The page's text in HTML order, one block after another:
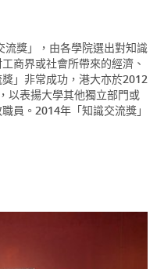
獎」，由各學院選出對知識
商界或社會所帶來的經濟、
」非常成功，港大亦於2012
以表揚大學其他獨立部門或
員。2014年「知識交流獎」